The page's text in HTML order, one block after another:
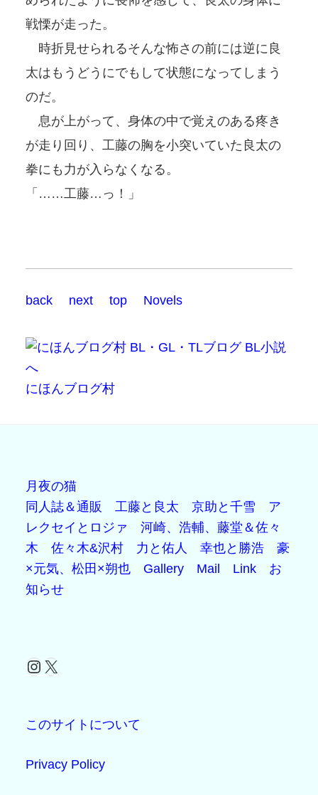
戦慄が走った。
時折見せられるそんな怖さの前には逆に良
太はもうどうにでもして状態になってしまう
のだ。
息が上がって、身体の中で覚えのある疼き
が走り回り、工藤の胸を小突いていた良太の
拳にも力が入らなくなる。
「……工藤…っ！」
back next top Novels
にほんブログ村
月夜の猫
同人誌＆通販
工藤と良太 京助と千雪
ア
レクセイとロジァ
河崎、浩輔、藤堂＆佐々
木
佐々木&沢村 力と佑人 幸也と勝浩
豪
×元気、松田×朔也
Gallery Mail Link
お
知らせ
Instagram
X
このサイトについて
Privacy Policy